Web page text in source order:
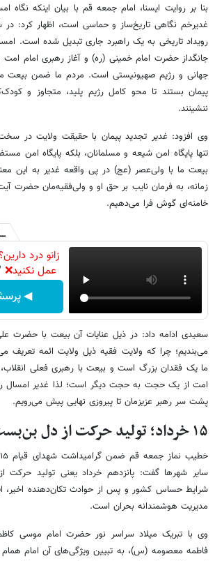
بنا بر روایت ایسنا، امام جمعه قم با بیان اینکه نگاه
غدیرخم نگاهی تاریخ‌ساز و حماسی است، اظهار کرد: در
رویداد تاریخی به یک راهبرد جاری تبدیل شده است.
جانگداز حضرت امام خمینی (ره) و آغاز رهبری امام امت
جهانی و رژیم صهیونیستی است. مردم ما ضمن بیعت
پیمان بستند تا محو کامل رژیم پلید، متجاوز و
ننشینند.
وی افزود: غدیر تجدید پیمان با حقیقت ولایت در
تنها پایگاه امن شیعه و مسلمانان، بلکه پایگاه امن
بیعت ما با ولی‌عصر (عج) در پی واقعه غدیر به این
زمانه، به فرمان نایب بر حق او و ولی‌فقیه‌مان حضرت
خامنه‌ای گوش فرا می‌دهیم.
زانو درد
عمل
◀
سعیدی ادامه داد: در ذیل عنایات آن بیعت با حضرت
می‌بندیم؛ چرا که ولایت فقیه ذیل ولایت ائمه تعریف
ما یک فقدان بزرگ است و بیعت با رهبری فعلی
امت از یک حجت به حجت دیگر است؛ لذا غدیر امسال
پشت سر رهبر عزیزمان تا پیروزی نهایی پیش می‌رویم.
۱۵ خرداد؛ تولید حرکت از دل بن‌بست
سایر شهرها گفت: پانزدهم خرداد یعنی تولید حرکت
شرایط حساس کشور و پس از حوادث تکان‌دهنده اخیر،
مدیریت هوشمندانه بحران است.
وی با تبریک میلاد سراسر نور حضرت امام موسی
فاطمه معصومه (س)، به تبیین ویژگی‌های آن امام همام